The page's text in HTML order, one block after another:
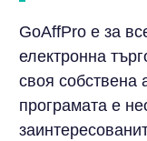
GoAffPro е за
електронна
своя
програмата е